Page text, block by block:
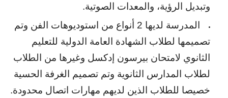
وتبديل الرؤية، والمعدات الصوتية.
المدرسة لديها 2 أنواع من استوديوهات الفن وتم
تصميمها لطلاب الشهادة العامة الدولية للتعليم
الثانوي لامتحان بيرسون إدكسل وغيرها من الطلاب
لطلاب المدارس الثانوية وتم تصميم الغرفة الحسية
خصيصا للطلاب الذين لديهم مهارات اتصال محدودة.